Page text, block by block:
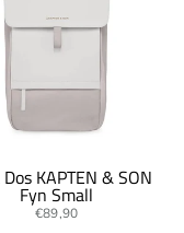
KAPTEN & SON
Fyn Small
€89,90